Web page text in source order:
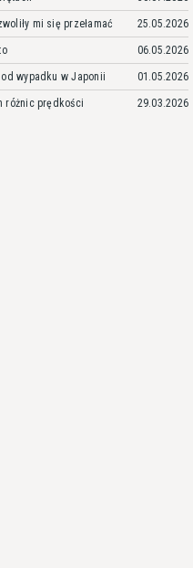
mi się przełamać 25.05.2026
06.05.2026
wypadku w Japonii 01.05.2026
różnic prędkości 29.03.2026